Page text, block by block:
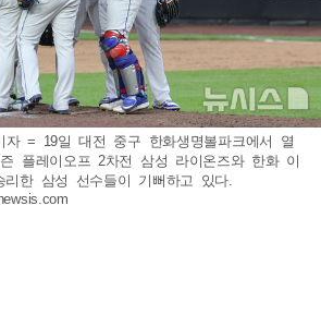
자 = 19일 대전 중구 한화생명볼파크에서 열
플레이오프 2차전 삼성 라이온즈와 한화 이
리한 삼성 선수들이 기뻐하고 있다.